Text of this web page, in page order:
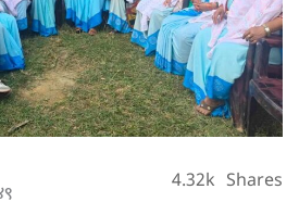
4.32k Shares